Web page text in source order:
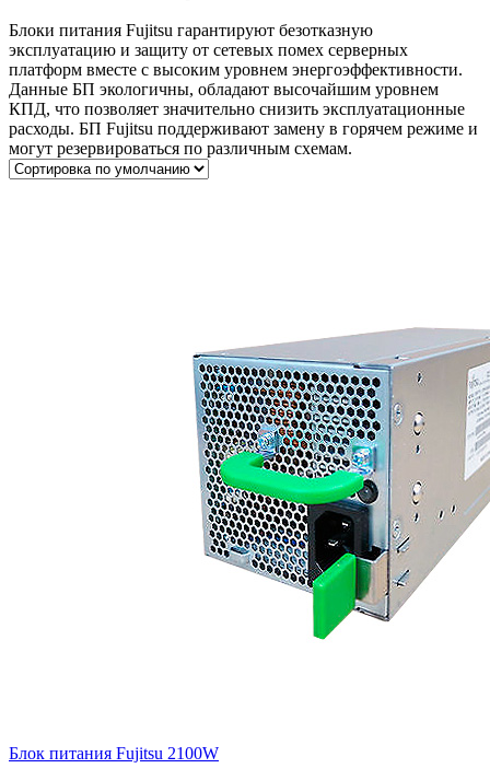
Блоки питания Fujitsu гарантируют безотказную
эксплуатацию и защиту от сетевых помех серверных
платформ вместе с высоким уровнем энергоэффективности.
Данные БП экологичны, обладают высочайшим уровнем
КПД, что позволяет значительно снизить эксплуатационные
расходы. БП Fujitsu поддерживают замену в горячем режиме и
могут резервироваться по различным схемам.
Блок питания Fujitsu 2100W